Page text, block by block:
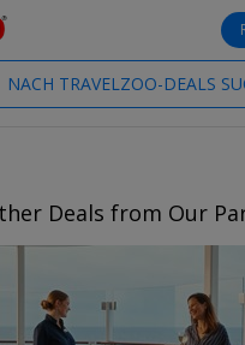
NACH TRAVELZOO-DEALS
Deals from Our